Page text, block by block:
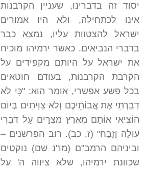
יסוד זה בדברינו, שעניין הקרבנות
אינו לכתחילה, ולא היו אמורים
ישראל להצטוות עליו, נמצא כבר
בדברי הנביאים. כאשר ירמיהו מוכיח
את ישראל על היותם מקפידים על
הקרבת הקרבנות, בעודם חוטאים
בכל פשע אפשרי, אומר הוא: "כִּי לֹא
דִבַּרְתִּי אֶת אֲבוֹתֵיכֶם וְלֹא צִוִּיתִים בְּיוֹם
הוֹצִיאִי אוֹתָם מֵאֶרֶץ מִצְרָיִם עַל דִּבְרֵי
עוֹלָה וָזָבַח" (ז, כב). רוב הפרשנים –
וביניהם הרמב"ם (מו"נ שם) נוקטים
שכוונת ירמיהו, שלא ציווה ה' על